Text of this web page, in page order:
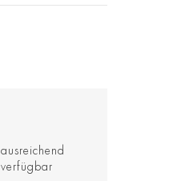
ausreichend
verfügbar